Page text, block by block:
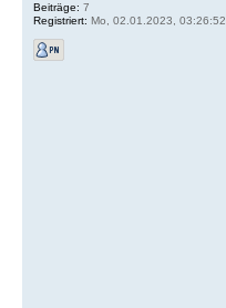
Beiträge: 7
Registriert: Mo, 02.01.2023, 03:26:52